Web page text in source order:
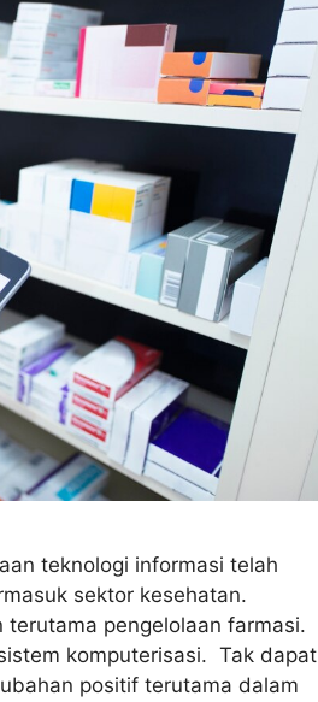
teknologi informasi telah
sektor kesehatan.
pengelolaan farmasi.
komputerisasi. Tak dapat
positif terutama dalam